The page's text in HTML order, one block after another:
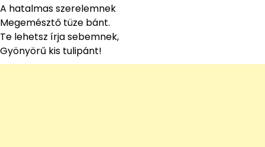
A hatalmas szerelemnek
Megemésztő tüze bánt.
Te lehetsz írja sebemnek,
Gyönyörű kis tulipánt!